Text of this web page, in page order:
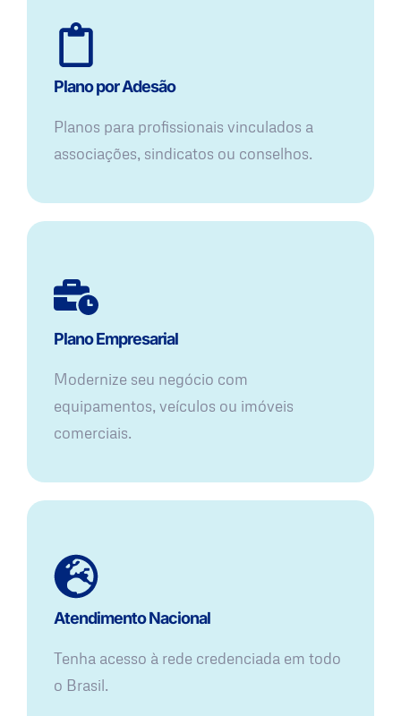
Plano por Adesão
Planos para profissionais vinculados a
associações, sindicatos ou conselhos.
Plano Empresarial
Modernize seu negócio com
equipamentos, veículos ou imóveis
comerciais.
Atendimento Nacional
Tenha acesso à rede credenciada em todo
o Brasil.